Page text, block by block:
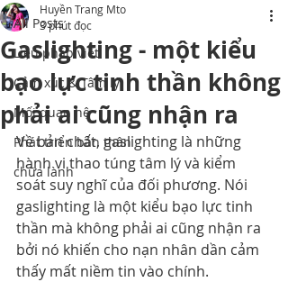
All Posts
Liệu pháp viết
Cảm xúc & Tâm lý
Mối quan hệ
Phát triển bản thân
chữa lành
Gaslighting - một kiểu
bạo lực tinh thần không
phải ai cũng nhận ra
Huyền Trang Mto
3 phút đọc
Về bản chất, gaslighting là những
hành vi thao túng tâm lý và kiểm
soát suy nghĩ của đối phương. Nói
gaslighting là một kiểu bạo lực tinh
thần mà không phải ai cũng nhận ra
bởi nó khiến cho nạn nhân dần cảm
thấy mất niềm tin vào chính.